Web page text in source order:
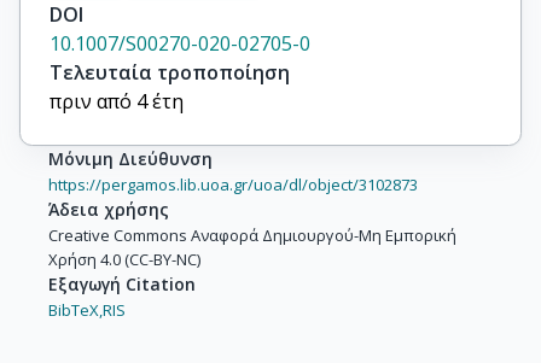
DOI
10.1007/S00270-020-02705-0
Τελευταία τροποποίηση
πριν από 4 έτη
Μόνιμη Διεύθυνση
https://pergamos.lib.uoa.gr/uoa/dl/object/3102873
Άδεια χρήσης
Creative Commons Αναφορά Δημιουργού-Μη Εμπορική
Χρήση 4.0 (CC-BY-NC)
Εξαγωγή Citation
BibTeX,RIS